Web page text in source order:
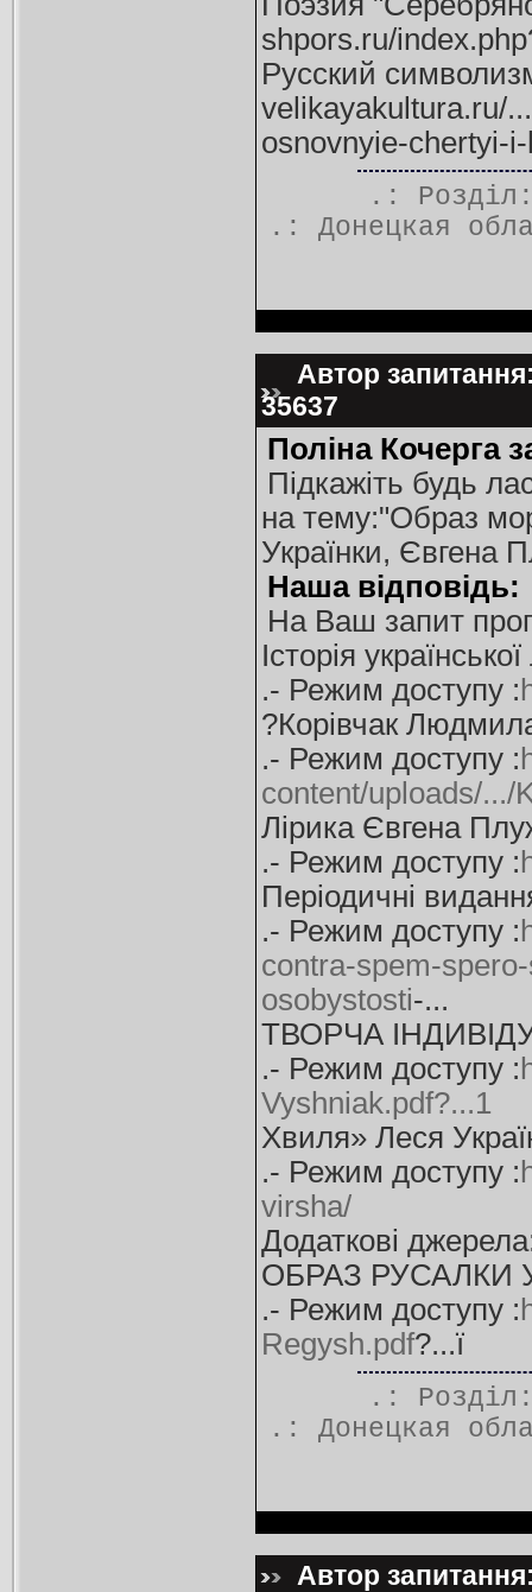
shpors.ru/
Русский
velikayakultura.ru/
osnovnyie-chertyi-
.:
.: Донецкая
Автор
35637
Поліна Кочерга
Підкажіть будь
на тему:"Образ
Українки, Євгена
Наша відповідь:
На Ваш запит
Історія
.- Режим доступу :
?Корівчак
.- Режим доступу :
content/uploads/.../
Лірика Євгена
.- Режим доступу :
Періодичні
.- Режим доступу :
contra-spem-
osobystosti-...
ТВОРЧА
.- Режим доступу :
Vyshniak.pdf?...1
Хвиля» Леся
.- Режим доступу :
virsha/
Додаткові
ОБРАЗ РУСАЛКИ
.- Режим доступу :
Regysh.pdf?...ї
.:
.: Донецкая
Автор